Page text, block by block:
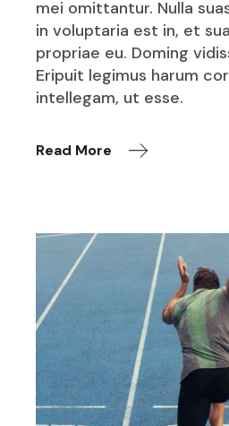
mei omittantur. Nulla
in voluptaria est in, et
propriae eu. Doming
Eripuit legimus harum
intellegam, ut esse.
Read More